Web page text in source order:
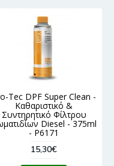
Tec DPF Super Clean -
Καθαριστικό &
Συντηρητικό Φίλτρου
Diesel - 375ml
- P6171
15,30€